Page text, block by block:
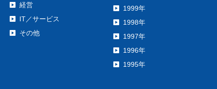
経営
IT／サービス
その他
1999年
1998年
1997年
1996年
1995年